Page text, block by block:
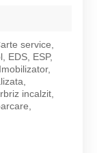
service,
EDS, ESP,
incalzit,